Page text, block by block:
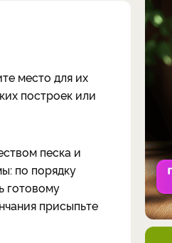
место для их
построек или
песка и
по порядку
готовому
присыпьте